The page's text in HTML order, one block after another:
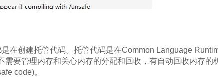
在创建托管代码。托管代码是在Common Language
需要管理内存和关心内存的分配和回收，有自动回收内存的
code)。